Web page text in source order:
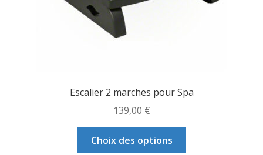
Escalier 2 marches pour Spa
139,00 €
Choix des options